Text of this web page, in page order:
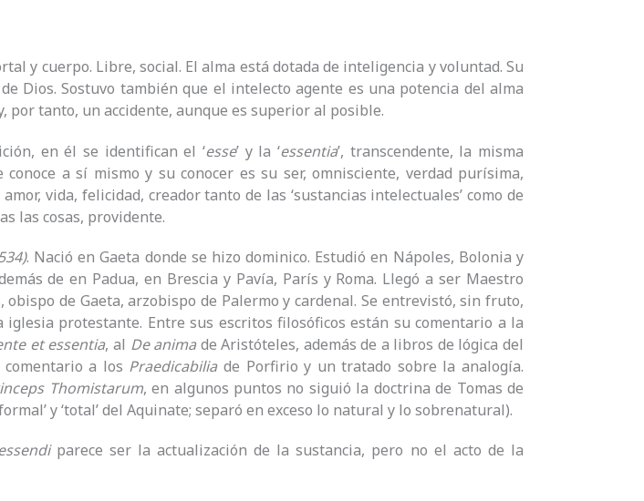
y cuerpo. Libre, social. El alma está dotada de inteligencia y voluntad. Su
Dios. Sostuvo también que el intelecto agente es una potencia del alma
por tanto, un accidente, aunque es superior al posible.
en él se identifican el ‘esse’ y la ‘essentia’, transcendente, la misma
a sí mismo y su conocer es su ser, omnisciente, verdad purísima,
vida, felicidad, creador tanto de las ‘sustancias intelectuales’ como de
las cosas, providente.
. Nació en Gaeta donde se hizo dominico. Estudió en Nápoles, Bolonia y
de en Padua, en Brescia y Pavía, París y Roma. Llegó a ser Maestro
obispo de Gaeta, arzobispo de Palermo y cardenal. Se entrevistó, sin fruto,
protestante. Entre sus escritos filosóficos están su comentario a la
et essentia, al De animade Aristóteles, además de a libros de lógica del
a los Praedicabiliade Porfirio y un tratado sobre la analogía.
Thomistarum, en algunos puntos no siguió la doctrina de Tomas de
y ‘total’ del Aquinate; separó en exceso lo natural y lo sobrenatural).
parece ser la actualización de la sustancia, pero no el acto de la